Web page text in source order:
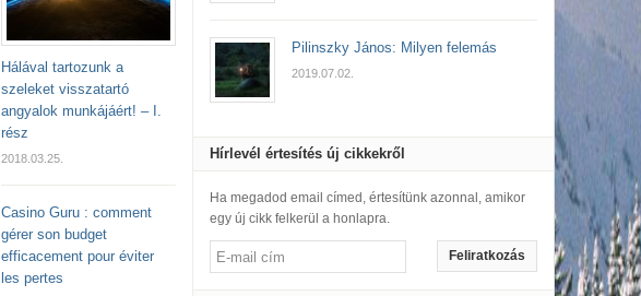
Hálával tartozunk a
szeleket visszatartó
angyalok munkájáért! – I.
rész
2018.03.25.
Casino Guru : comment
gérer son budget
efficacement pour éviter
les pertes
Pilinszky János: Milyen felemás
2019.07.02.
Hírlevél értesítés új cikkekről
Ha megadod email címed, értesítünk azonnal, amikor
egy új cikk felkerül a honlapra.
Feliratkozás